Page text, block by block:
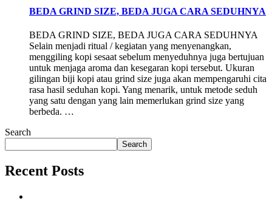
BEDA GRIND SIZE, BEDA JUGA CARA SEDUHNYA
BEDA GRIND SIZE, BEDA JUGA CARA SEDUHNYA
Selain menjadi ritual / kegiatan yang menyenangkan,
menggiling kopi sesaat sebelum menyeduhnya juga bertujuan
untuk menjaga aroma dan kesegaran kopi tersebut. Ukuran
gilingan biji kopi atau grind size juga akan mempengaruhi cita
rasa hasil seduhan kopi. Yang menarik, untuk metode seduh
yang satu dengan yang lain memerlukan grind size yang
berbeda. …
Search
Search
Recent Posts